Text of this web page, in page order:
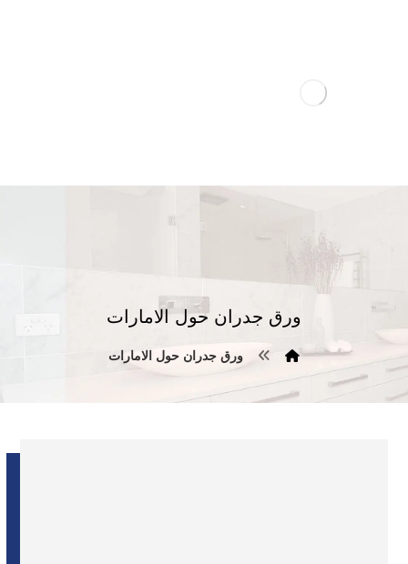
ورق جدران حول الامارات
ورق جدران حول الامارات